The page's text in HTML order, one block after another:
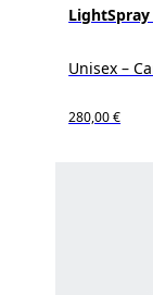
Unisex –
280,00 €